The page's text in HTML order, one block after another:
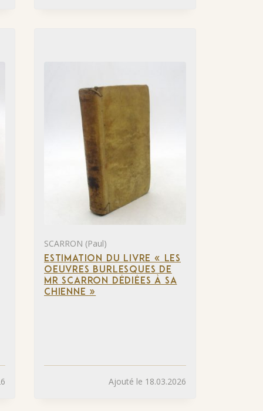
SCARRON (Paul)
ESTIMATION DU LIVRE « LES
OEUVRES BURLESQUES DE
MR SCARRON DÉDIÉES À SA
CHIENNE »
Ajouté le 18.03.2026